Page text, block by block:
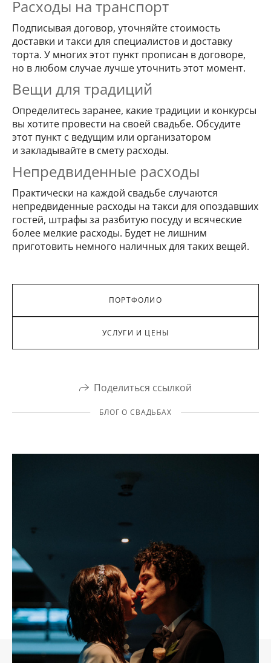
Расходы на транспорт
Подписывая договор, уточняйте стоимость
доставки и такси для специалистов и доставку
торта. У многих этот пункт прописан в договоре,
но в любом случае лучше уточнить этот момент.
Вещи для традиций
Определитесь заранее, какие традиции и конкурсы
вы хотите провести на своей свадьбе. Обсудите
этот пункт с ведущим или организатором
и закладывайте в смету расходы.
Непредвиденные расходы
Практически на каждой свадьбе случаются
непредвиденные расходы на такси для опоздавших
гостей, штрафы за разбитую посуду и всяческие
более мелкие расходы. Будет не лишним
приготовить немного наличных для таких вещей.
ПОРТФОЛИО
УСЛУГИ И ЦЕНЫ
Поделиться ссылкой
БЛОГ О СВАДЬБАХ